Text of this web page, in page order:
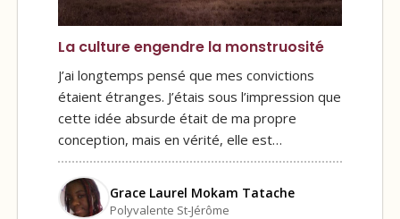
La culture engendre la monstruosité
J’ai longtemps pensé que mes convictions
étaient étranges. J’étais sous l’impression que
cette idée absurde était de ma propre
conception, mais en vérité, elle est…
Grace Laurel Mokam Tatache
Polyvalente St-Jérôme